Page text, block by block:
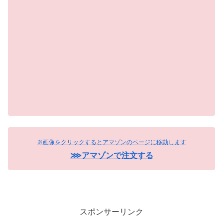
※画像をクリックするとアマゾンのページに移動します
⋙アマゾンで注文する
スポンサーリンク